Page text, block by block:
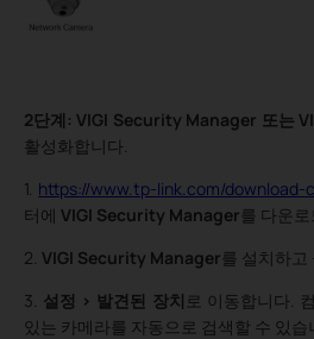
2단계: VIGI Security Manager 또는
활성화합니다.
1. https://www.tp-link.com/download-
터에 VIGI Security Manager 를 다운
2. VIGI Security Manager 를 설치하고
3. 설정 > 발견된 장치 로 이동합니다.
있는 카메라를 자동으로 검색할 수 있습